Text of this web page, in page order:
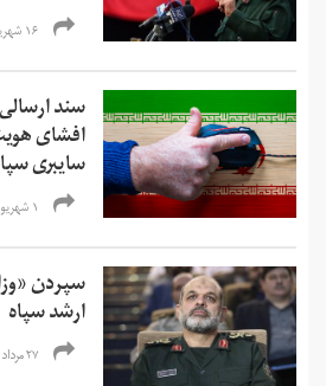
۱۶ شهریور ۱۴۰۰
سند
افشای
سایبری
۱ شهریور ۱۴۰۰
سپردن
ارشد سپاه
۲۷ مرداد ۱۴۰۰